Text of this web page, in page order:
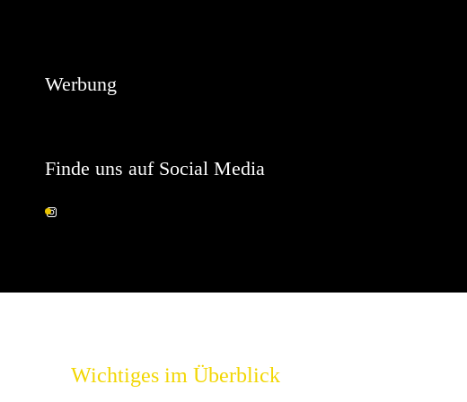
Werbung
Finde uns auf Social Media
Wichtiges im Überblick